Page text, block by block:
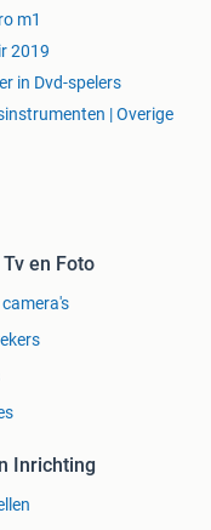
m1
2019
in Dvd-spelers
| Overige
en Foto
Inrichting